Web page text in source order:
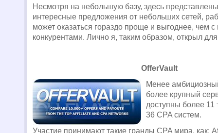
Несмотря на небольшую базу, здесь
интересные предложения от небольших сетей,
может оказаться гораздо проще и выгоднее, чем
конкурентами. Лично я, таким образом, открыл
OfferVault
Менее
более крупный
доступны более
36 CPA систем.
Участие принимают такие гранды CPA мира, как: